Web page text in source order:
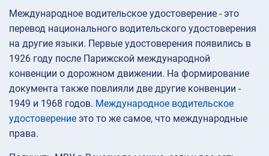
Международное водительское удостоверение - это
перевод национального водительского удостоверения
на другие языки. Первые удостоверения появились в
1926 году после Парижской международной
конвенции о дорожном движении. На формирование
документа также повлияли две другие конвенции -
1949 и 1968 годов. Международное водительское
удостоверение это то же самое, что международные
права.